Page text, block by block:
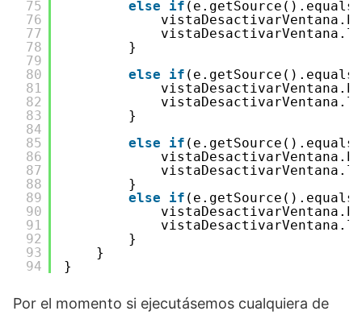
75
76
77
78
79
80
81
82
83
84
85
86
87
88
89
90
91
92
93
94
else
if
}
else
if
}
else
if
}
else
if
}
}
}
Por el momento si ejecutásemos cualquiera de